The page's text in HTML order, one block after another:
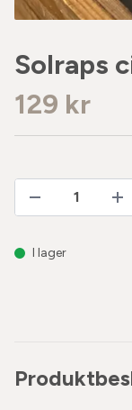
Solraps
129 kr
I lager